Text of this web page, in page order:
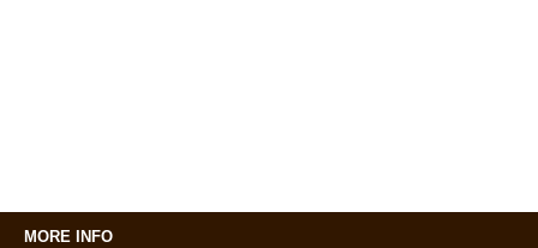
MORE INFO